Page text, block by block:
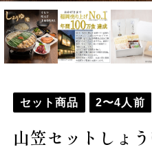
セット商品 2〜4人前
山笠セットしょう